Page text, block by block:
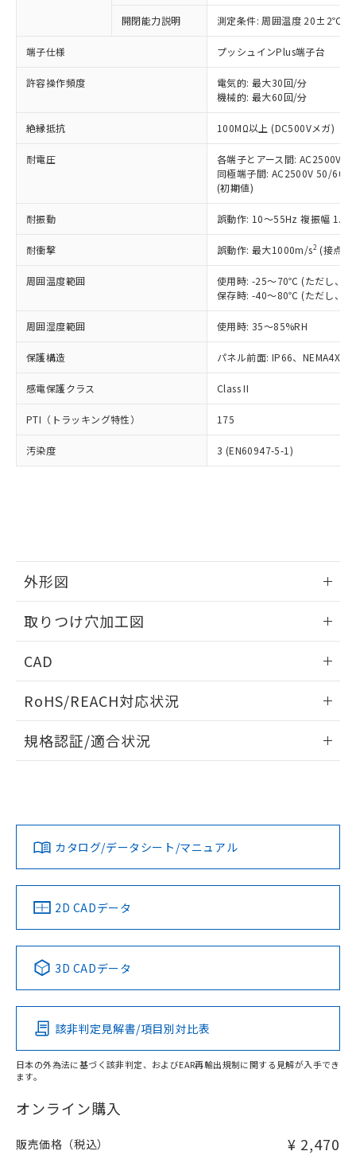
開閉能力説明 測定条件: 周囲温度 20±2℃、
端子仕様 プッシュインPlus端子台
許容操作頻度
電気的: 最大30回/分
機械的: 最大60回/分
絶縁抵抗 100MΩ以上 (DC500Vメガ)
耐電圧
各端子とアース間: AC2500V
同極端子間: AC2500V 50/
(初期値)
耐振動 誤動作: 10～55Hz 複振幅
耐衝撃 誤動作: 最大1000m/s2 (接点
周囲温度範囲
使用時: -25～70℃ (ただし、氷
保存時: -40～80℃ (ただし、氷
周囲湿度範囲 使用時: 35～85%RH
保護構造 パネル前面: IP66、NEMA4X,
感電保護クラス Class II
PTI（トラッキング特性） 175
汚染度 3 (EN60947-5-1)
外形図
取りつけ穴加工図
CAD
ドすることができます。
ログイン/会員登録
ダウンロードデータをご利用いただく前に、以下を必ずお読
みください。
ソフトウェアの使用条件
RoHS/REACH対応状況
EU RoHS 注意事項・凡例
対応済み
中国 RoHS 注意事項・凡例
Pb Hg Cd Cr(VI)
O
在庫等で未対応品が混在する可能性があります。
問い合わせください。
規格認証/適合状況
カタログ/データシート/マニュアル
2D CADデータ
3D CADデータ
該非判定見解書/項目別対比表
日本の外為法に基づく該非判定、およびEAR再輸出規制に関する見解が入手でき
ます。
オンライン購入
販売価格（税込） ¥ 2,470
以下の条件をお読みいただき、同意のうえ
ご利用ください。
本サービスは、当社制御機器事業取扱
商品の当社在庫状況および標準価格
当社制御機器事業取扱商品の中には、
本サービスの対象外となる商品もある
ことをご了承ください。
在庫状況および標準価格照会結果は、
記載している更新日時点での社内デー
タに基づき作成されるものであり、閲
覧された時点での実際の在庫および標
準価格とは異なる場合があることをご
正式な納期状況および標準価格はお客
様のお取引先、またはお客様担当のオ
ムロン制御機器販売店・当社販売員に
オムロン制御機器販売店や当社販売拠
販売ネットワーク
」をご確認
ください。
在庫状況および標準価格結果を当社の
事前の承諾なく第三者に漏洩または開
マイパーツ機能（部品リスト作成サー
および当社の共同利用者が、当社の製
※当社の共同利用者とは、
の共同利用に関して"
の「1.共同利
対応予定なし：EU RoHS指令（10物質）の
非含有に非対応の商品で、対応品を出す予
定はありません。
調査・確認中：EU RoHS指令（10物質）の
非含有の対応状況を調査中または確認中の
非該当品：ライセンス料など無形物で、有
害物質有無と関係のない商品です。
いたものが、含有品と判明した場合などや
むを得ず変更することがあります。
六価クロム(Cr(Ⅵ)) 1000ppm以下、ポリ臭化ビフェニル
類(PBB) 1000ppm以下、ポリ臭化ジフェニルエーテル類
(PBDE) 1000ppm以下、フタル酸ビス(2-エチルヘキシ
ル) (DEHP)(別名：DOP) 1000ppm以下、フタル酸ブチ
ルベンジル（BBP） 1000ppm以下、フタル酸ジブチル
（DBP） 1000ppm以下、フタル酸ジイソブチル
(DIBP) 1000ppm以下
フタル酸エステル類の４物質については閾値を超える意
図的な使用がないことを確認しています。
※2 対応予定月
部品在庫の切り替え状況などにより、予定
月が前後することがあります。
とができます。
EU RoHS指令（10物質）の非含有証明書
ものではありません。
また、RoHS指令のフタル酸エステル類４
物質の対応では、対応完了までの期間は出
荷製品に未対応品が混在することから備考
欄に対応日を記載しておりました。
※1 中国RoHS○×表
「○」：最大均質材料含有率が中国RoHSの
基準値以下であることを示します。
「×」：最大均質材料含有率が中国RoHSの
基準値を超えていることを示します。
「－」：未確認です。当社販売部門へお問
*中国RoHS10物質の基準値 (GB/T26572)：
Pb(鉛) :1000ppm、 Hg(水銀) : 1000ppm、 Cd(カドミウ
Cr(Ⅵ)(六価クロム) : 1000ppm、 PBBs(ポリ臭化ビフェ
ニル類) : 1000ppm、 PBDEs(ポリ臭化ジフェニルエーテ
DBP(フタル酸ジブチル) : 1000ppm、 DIBP(フタル酸ジ
イソブチル) : 1000ppm、 BBP(フタル酸ブチルベンジ
ル) : 1000ppm、
DEHP(フタル酸ビス(2-エチルヘキシル)) : 1000ppm
※2 環境保護使用期限
「ｅ」：有害物質（10物質）のすべてが基
準値以下であることを示します。
「10」：通常の使用状況下において有害物
質が外部に漏えいし、環境に深刻な影響を
当社は、これら貴社製品のうち、外国
為替および外国貿易法に定める商品
（以下｢規制貨物等」という）を輸出
または国外への提供する場合は、日本
国政府の輸出許可(または役務取引許
可)を取得するなどの必要な手続きを
当社は規制貨物を破棄する場合は、完
全に破砕するなど、違法に輸出されな
いよう必要な手段を講じます。
ル、化学兵器、生物兵器またはその他
武器並びにこれらの製造装置等に一切
使用いたしません。
当社は、貴社製品を第三者に販売する
場合は、上記1、2および3の内容を当
該第三者に通知します。また当社は、
販売先および販売に係わる関係者が違
法に輸出するおそれがある場合は、取
○ 一定数以上の在庫あり
一定数には満たないが在庫あり
在庫なし(最新の在庫状況につ
いては、お客様のお取引先、ま
たはお客様担当のオムロン制御
機器販売店・当社販売員にご確
認ください)
受注生産機種、また在庫状況の